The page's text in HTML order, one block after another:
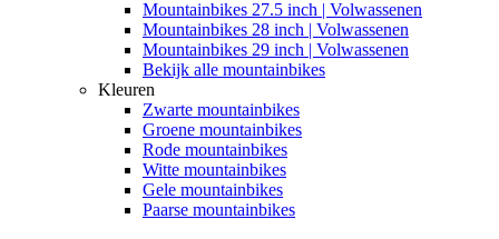
Mountainbikes 27.5 inch | Volwassenen
Mountainbikes 28 inch | Volwassenen
Mountainbikes 29 inch | Volwassenen
Bekijk alle mountainbikes
Kleuren
Zwarte mountainbikes
Groene mountainbikes
Rode mountainbikes
Witte mountainbikes
Gele mountainbikes
Paarse mountainbikes